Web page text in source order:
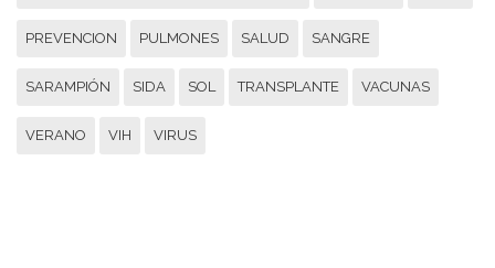
PREVENCION PULMONES SALUD SANGRE
SARAMPIÓN SIDA SOL TRANSPLANTE VACUNAS
VERANO VIH VIRUS